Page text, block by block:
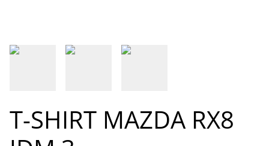
T-SHIRT MAZDA RX8